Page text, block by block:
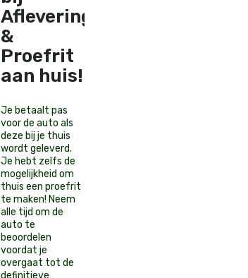
Aflevering
&
Proefrit
aan huis!
Je betaalt pas
voor de auto als
deze bij je thuis
wordt geleverd.
Je hebt zelfs de
mogelijkheid om
thuis een proefrit
te maken! Neem
alle tijd om de
auto te
beoordelen
voordat je
overgaat tot de